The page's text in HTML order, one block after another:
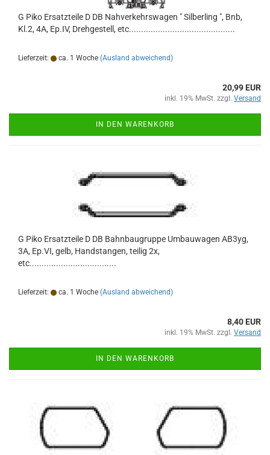
G Piko Ersatzteile D DB Nahverkehrswagen " Silberling ", Bnb,
Kl.2, 4A, Ep.IV, Drehgestell, etc............................................
Lieferzeit: ca. 1 Woche (Ausland abweichend)
20,99 EUR
inkl. 19% MwSt. zzgl. Versand
IN DEN WARENKORB
G Piko Ersatzteile D DB Bahnbaugruppe Umbauwagen AB3yg,
3A, Ep.VI, gelb, Handstangen, teilig 2x,
etc....................................
Lieferzeit: ca. 1 Woche (Ausland abweichend)
8,40 EUR
inkl. 19% MwSt. zzgl. Versand
IN DEN WARENKORB